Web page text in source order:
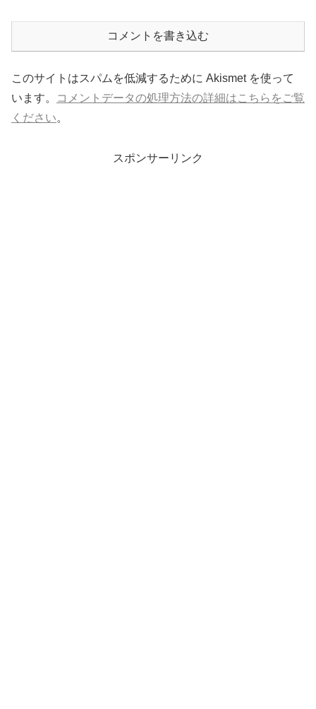
コメントを書き込む
このサイトはスパムを低減するために Akismet を使って
います。
コメントデータの処理方法の詳細はこちらをご覧
ください。
スポンサーリンク